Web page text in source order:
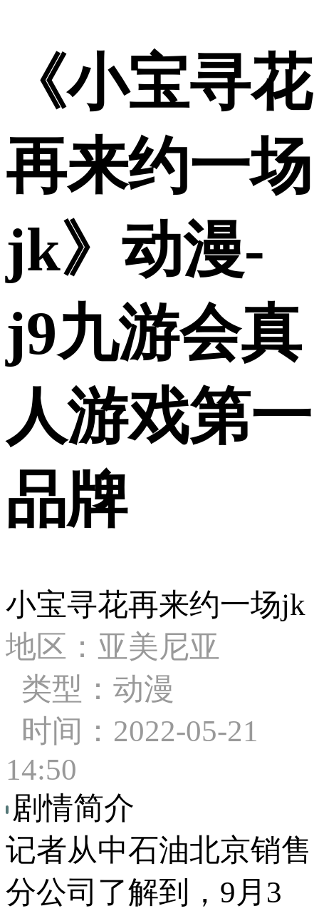
《小宝寻花
再来约一场
jk》动漫-
j9九游会真
人游戏第一
品牌
小宝寻花再来约一场jk
地区：亚美尼亚
类型：动漫
时间：2022-05-21
14:50
剧情简介
记者从中石油北京销售
分公司了解到，9月3